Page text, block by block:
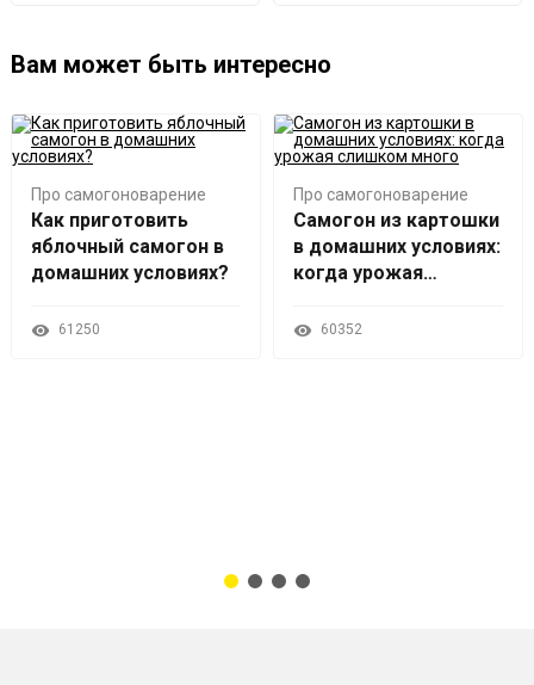
Вам может быть интересно
Про самогоноварение
Как приготовить
яблочный самогон в
домашних условиях?
61250
Про самогоноварение
Самогон из картошки
в домашних условиях:
когда урожая
60352